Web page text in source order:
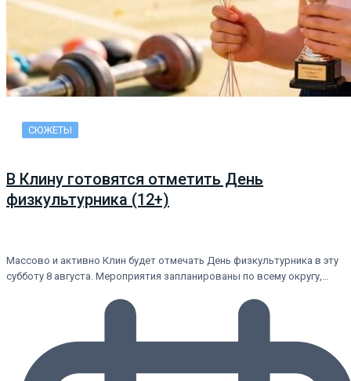
СЮЖЕТЫ
В Клину готовятся отметить День
физкультурника (12+)
Массово и активно Клин будет отмечать День физкультурника в эту
субботу 8 августа. Мероприятия запланированы по всему округу,…